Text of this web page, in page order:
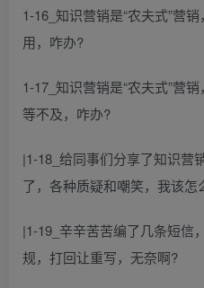
1-16_知识营销是“农夫式”营
用，咋办?
1-17_知识营销是“农夫式”营
等不及，咋办?
|1-18_给同事们分享了知识营
了，各种质疑和嘲笑，我该怎
|1-19_辛辛苦苦编了几条短信
规，打回让重写，无奈啊?